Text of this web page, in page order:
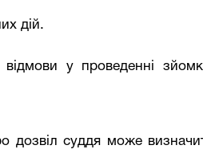
дій.
у проведенні
дозвіл суддя може